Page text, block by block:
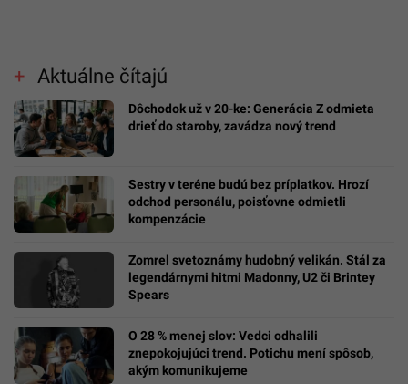
Aktuálne čítajú
Dôchodok už v 20-ke: Generácia Z odmieta
drieť do staroby, zavádza nový trend
Sestry v teréne budú bez príplatkov. Hrozí
odchod personálu, poisťovne odmietli
kompenzácie
Zomrel svetoznámy hudobný velikán. Stál za
legendárnymi hitmi Madonny, U2 či Brintey
Spears
O 28 % menej slov: Vedci odhalili
znepokojujúci trend. Potichu mení spôsob,
akým komunikujeme